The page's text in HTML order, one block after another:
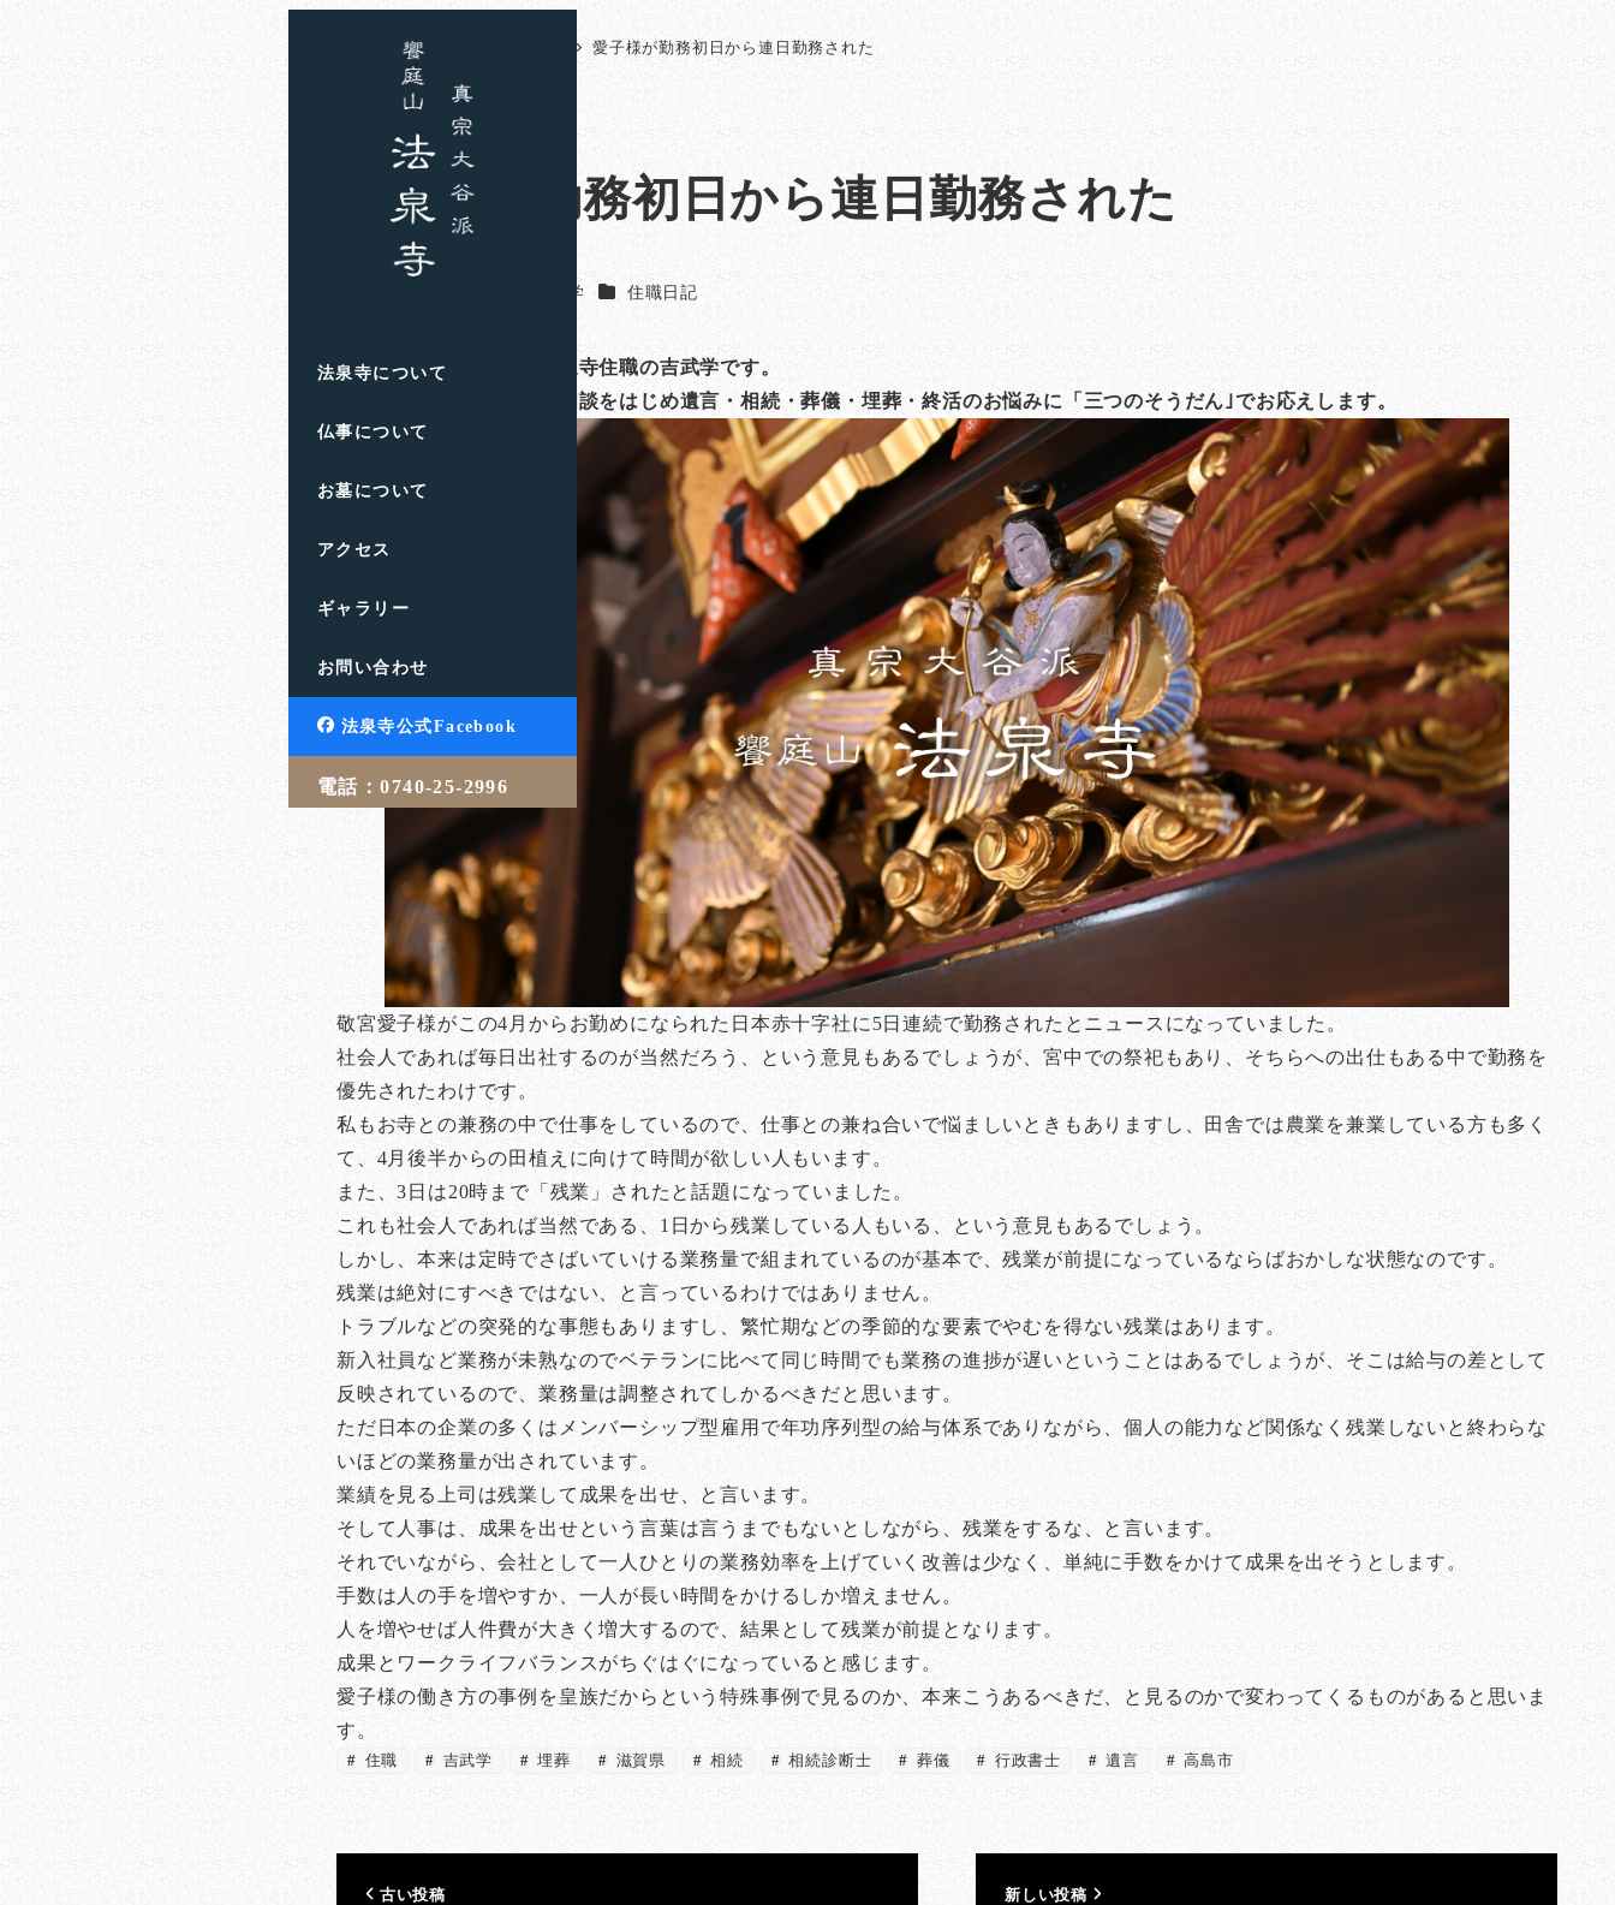
法泉寺について
仏事について
お墓について
アクセス
ギャラリー
お問い合わせ
法泉寺公式Facebook
電話：0740-25-2996
お知らせ 愛子様が勤務初日から連日勤務された
愛子様が勤務初日から連日勤務された
吉武 学 カテゴリー
住職日記
滋賀県高島市の饗庭山法泉寺住職の吉武学です。
人生のお悩みや終活のご相談をはじめ遺言・相続・葬儀・埋葬・終活のお悩みに「三つのそうだん｣でお応えします。
敬宮愛子様がこの4月からお勤めになられた日本赤十字社に5日連続で勤務されたとニュースになっていました。
社会人であれば毎日出社するのが当然だろう、という意見もあるでしょうが、宮中での祭祀もあり、そちらへの出仕もある中で勤務を
優先されたわけです。
私もお寺との兼務の中で仕事をしているので、仕事との兼ね合いで悩ましいときもありますし、田舎では農業を兼業している方も多く
て、4月後半からの田植えに向けて時間が欲しい人もいます。
また、3日は20時まで「残業」されたと話題になっていました。
これも社会人であれば当然である、1日から残業している人もいる、という意見もあるでしょう。
しかし、本来は定時でさばいていける業務量で組まれているのが基本で、残業が前提になっているならばおかしな状態なのです。
残業は絶対にすべきではない、と言っているわけではありません。
トラブルなどの突発的な事態もありますし、繁忙期などの季節的な要素でやむを得ない残業はあります。
新入社員など業務が未熟なのでベテランに比べて同じ時間でも業務の進捗が遅いということはあるでしょうが、そこは給与の差として
反映されているので、業務量は調整されてしかるべきだと思います。
ただ日本の企業の多くはメンバーシップ型雇用で年功序列型の給与体系でありながら、個人の能力など関係なく残業しないと終わらな
いほどの業務量が出されています。
業績を見る上司は残業して成果を出せ、と言います。
そして人事は、成果を出せという言葉は言うまでもないとしながら、残業をするな、と言います。
それでいながら、会社として一人ひとりの業務効率を上げていく改善は少なく、単純に手数をかけて成果を出そうとします。
手数は人の手を増やすか、一人が長い時間をかけるしか増えません。
人を増やせば人件費が大きく増大するので、結果として残業が前提となります。
成果とワークライフバランスがちぐはぐになっていると感じます。
愛子様の働き方の事例を皇族だからという特殊事例で見るのか、本来こうあるべきだ、と見るのかで変わってくるものがあると思いま
す。
住職 吉武学 埋葬 滋賀県 相続 相続診断士 葬儀 行政書士 遺言 高島市
古い投稿 新しい投稿